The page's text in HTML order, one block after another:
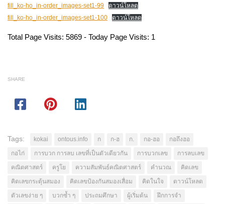
fill_ko-ho_in-order_images-set1-99
ดาวน์โหลด
fill_ko-ho_in-order_images-set1-100
ดาวน์โหลด
Total Page Visits: 5869 - Today Page Visits: 1
SHARE
Tags: kokai ontous.info ก ก-ฮ ก. กอ-ฮอ
กอถึงฮอ
กอไก่
การบวก การลบ เลขที่เป็นตัวเดียวกัน การบวกเลข
การลบเลข
คณิตศาสตร์
ครูโย ความสัมพันธ์คณิตศาสตร์ คำนวณ
คิดเลข
คิดเลขกระตุ้นสมอง
คิดเลขป้องกันสมองเสื่อม คิดในใจ
ดาวน์โหลด
ตัวเลขง่าย ๆ
บวกซ้ำ ๆ ประถมศึกษา ผู้เริ่มต้น
ฝึกการจำ